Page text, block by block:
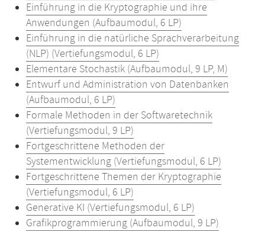
Einführung in die Kryptographie und ihre
Anwendungen (Aufbaumodul, 6 LP)
Einführung in die natürliche Sprachverarbeitung
(NLP) (Vertiefungsmodul, 6 LP)
Elementare Stochastik (Aufbaumodul, 9 LP, M)
Entwurf und Administration von Datenbanken
(Aufbaumodul, 6 LP)
Formale Methoden in der Softwaretechnik
(Vertiefungsmodul, 9 LP)
Fortgeschrittene Methoden der
Systementwicklung (Vertiefungsmodul, 6 LP)
Fortgeschrittene Themen der Kryptographie
(Vertiefungsmodul, 6 LP)
Generative KI (Vertiefungsmodul, 6 LP)
Grafikprogrammierung (Aufbaumodul, 9 LP)